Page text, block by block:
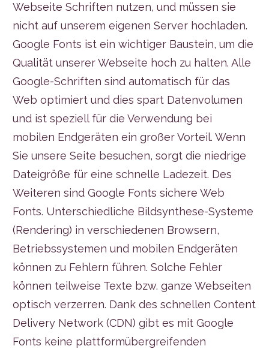
Webseite Schriften nutzen, und müssen sie
nicht auf unserem eigenen Server hochladen.
Google Fonts ist ein wichtiger Baustein, um die
Qualität unserer Webseite hoch zu halten. Alle
Google-Schriften sind automatisch für das
Web optimiert und dies spart Datenvolumen
und ist speziell für die Verwendung bei
mobilen Endgeräten ein großer Vorteil. Wenn
Sie unsere Seite besuchen, sorgt die niedrige
Dateigröße für eine schnelle Ladezeit. Des
Weiteren sind Google Fonts sichere Web
Fonts. Unterschiedliche Bildsynthese-Systeme
(Rendering) in verschiedenen Browsern,
Betriebssystemen und mobilen Endgeräten
können zu Fehlern führen. Solche Fehler
können teilweise Texte bzw. ganze Webseiten
optisch verzerren. Dank des schnellen Content
Delivery Network (CDN) gibt es mit Google
Fonts keine plattformübergreifenden